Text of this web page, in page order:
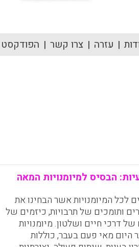
עזרה צרו קשר הפודקסט
הבסיס למיומנויות המאה
זקוקים לכל המיומנויות אשר הבחינו את
ותומכים של תרבויות, כיזמים של
של דרכי חיים ושלטון. מיומנויות
היום מאי פעם בעבר, כוללות